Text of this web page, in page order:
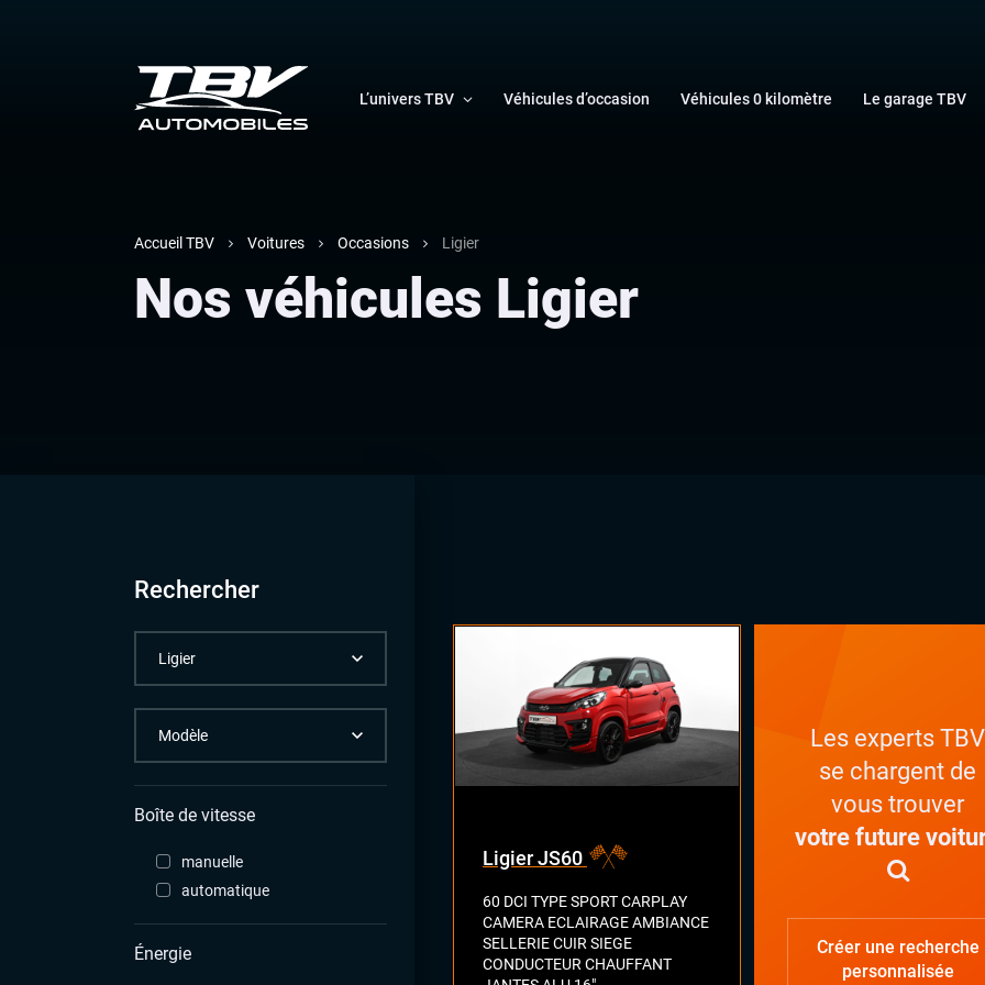
L’univers TBV Véhicules d’occasion Véhicules 0 kilomètre Le garage TBV
Accueil TBV Voitures Occasions Ligier
Nos véhicules Ligier
Rechercher
Boîte de vitesse
manuelle
automatique
Énergie
Ligier JS60
60 DCI TYPE SPORT CARPLAY
CAMERA ECLAIRAGE AMBIANCE
SELLERIE CUIR SIEGE
CONDUCTEUR CHAUFFANT
Les experts TBV
se chargent de
vous trouver
votre future
Créer une recherche
personnalisée